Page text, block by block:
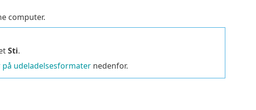
computer.
Sti.
på udeladelsesformaternedenfor.